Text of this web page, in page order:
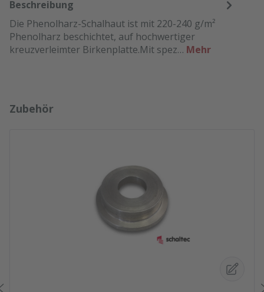
Beschreibung
Die Phenolharz-Schalhaut ist mit 220-240 g/m²
Phenolharz beschichtet, auf hochwertiger
kreuzverleimter Birkenplatte.Mit spez… Mehr
Produktgalerie überspringen
Zubehör